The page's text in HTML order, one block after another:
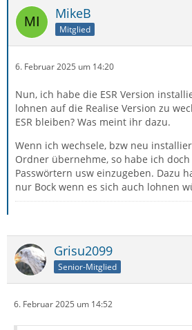
MikeB
Mitglied
6. Februar 2025 um 14:20
Nun, ich habe die ESR Version
lohnen auf die Realise Version zu
ESR bleiben? Was meint ihr dazu.
Wenn ich wechsele, bzw neu
Ordner übernehme, so habe ich
Passwörtern usw einzugeben. Dazu
nur Bock wenn es sich auch lohnen
Grisu2099
Senior-Mitglied
6. Februar 2025 um 14:52